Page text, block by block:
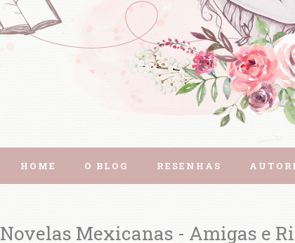
HOME O BLOG RESENHAS
Novelas Mexicanas - Amigas e